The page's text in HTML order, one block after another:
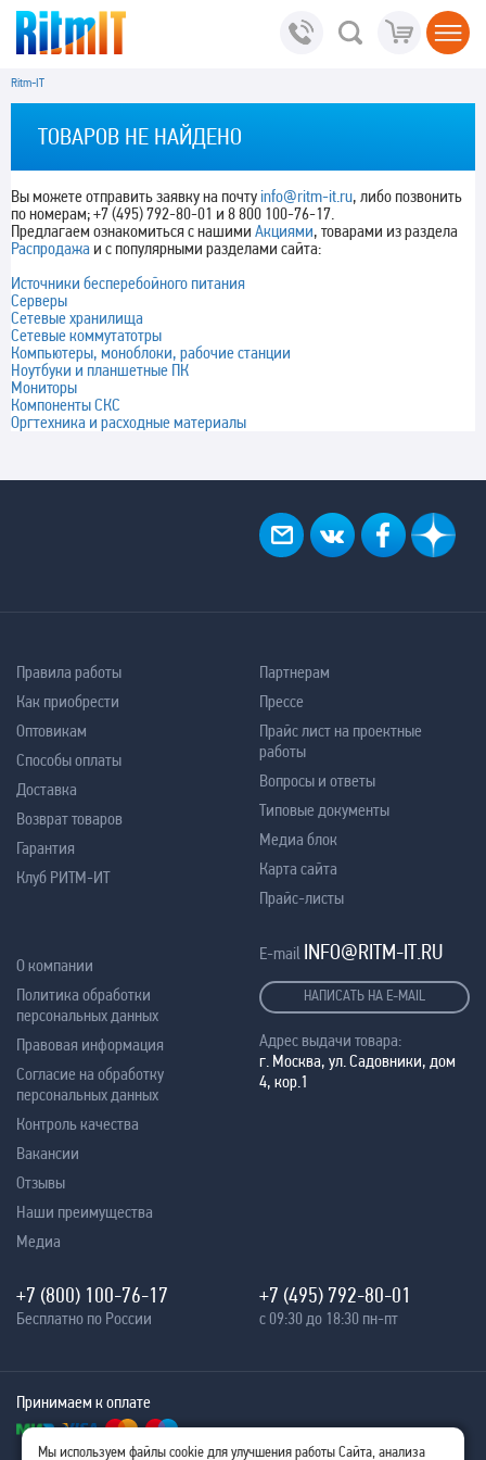
Ritm-IT
ТОВАРОВ НЕ НАЙДЕНО
Вы можете отправить заявку на почту info@ritm-it.ru, либо позвонить
по номерам; +7 (495) 792-80-01 и 8 800 100-76-17.
Предлагаем ознакомиться с нашими Акциями, товарами из раздела
Распродажа и с популярными разделами сайта:
Источники бесперебойного питания
Серверы
Сетевые хранилища
Сетевые коммутатотры
Компьютеры, моноблоки, рабочие станции
Ноутбуки и планшетные ПК
Мониторы
Компоненты СКС
Оргтехника и расходные материалы
Правила работы
Как приобрести
Оптовикам
Способы оплаты
Доставка
Возврат товаров
Гарантия
Клуб РИТМ-ИТ
Партнерам
Прессе
Прайс лист на проектные
работы
Вопросы и ответы
Типовые документы
Медиа блок
Карта сайта
Прайс-листы
О компании
Политика обработки
персональных данных
Правовая информация
Согласие на обработку
персональных данных
Контроль качества
Вакансии
Отзывы
Наши преимущества
Медиа
E-mail INFO@RITM-IT.RU
НАПИСАТЬ НА E-MAIL
Адрес выдачи товара:
г. Москва, ул. Садовники, дом
4, кор.1
+7 (800) 100-76-17
Бесплатно по России
+7 (495) 792-80-01
с 09:30 до 18:30 пн-пт
Принимаем к оплате
Мы используем файлы cookie для улучшения работы Сайта, анализа